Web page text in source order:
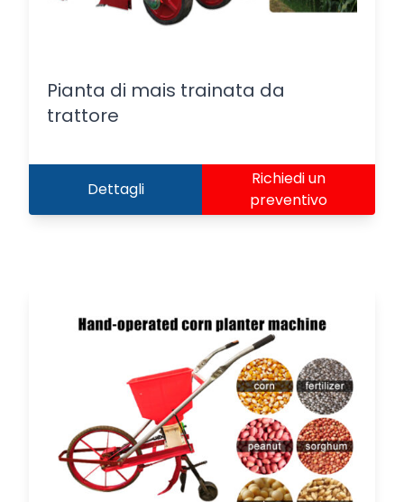
Pianta di mais trainata da
trattore
Dettagli
Richiedi un
preventivo